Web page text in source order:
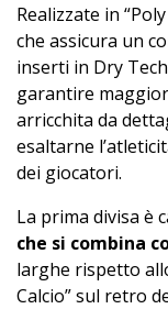
Realizzate in
che assicura un
inserti in Dry
garantire
arricchita da
esaltarne
dei giocatori.
La prima divisa è
che si combina
larghe rispetto
Calcio” sul retro